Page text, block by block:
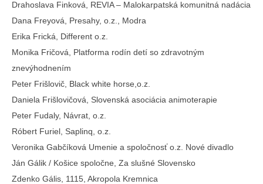
Drahoslava Finková, REVIA – Malokarpatská komunitná nadácia
Dana Freyová, Presahy, o.z., Modra
Erika Frická, Different o.z.
Monika Fričová, Platforma rodín detí so zdravotným
znevýhodnením
Peter Frišlovič, Black white horse,o.z.
Daniela Frišlovičová, Slovenská asociácia animoterapie
Peter Fudaly, Návrat, o.z.
Róbert Furiel, Saplinq, o.z.
Veronika Gabčíková Umenie a spoločnosť o.z. Nové divadlo
Ján Gálik / Košice spoločne, Za slušné Slovensko
Zdenko Gális, 1115, Akropola Kremnica